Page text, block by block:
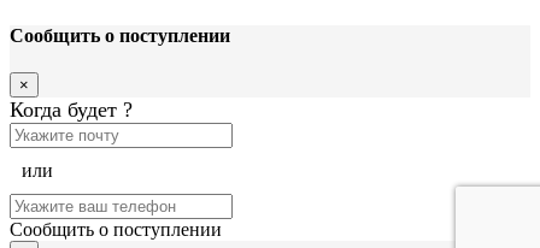
Сообщить о поступлении
×
Когда будет ?
или
Сообщить о поступлении